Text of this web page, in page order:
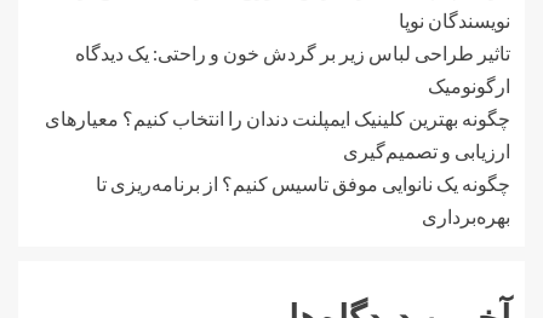
نویسندگان نوپا
تاثیر طراحی لباس زیر بر گردش خون و راحتی: یک دیدگاه
ارگونومیک
چگونه بهترین کلینیک ایمپلنت دندان را انتخاب کنیم؟ معیارهای
ارزیابی و تصمیم‌گیری
چگونه یک نانوایی موفق تاسیس کنیم؟ از برنامه‌ریزی تا
بهره‌برداری